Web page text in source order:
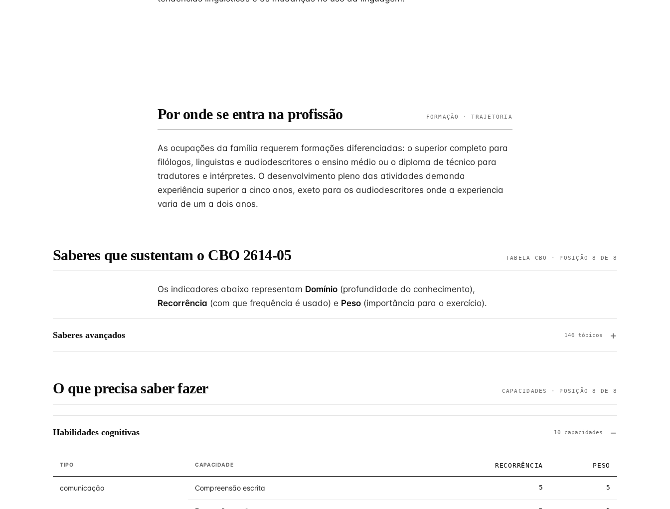
Por onde se entra na profissão FORMAÇÃO · TRAJETÓRIA
As ocupações da família requerem formações diferenciadas: o superior completo para
filólogos, linguistas e audiodescritores o ensino médio ou o diploma de técnico para
tradutores e intérpretes. O desenvolvimento pleno das atividades demanda
experiência superior a cinco anos, exeto para os audiodescritores onde a experiencia
varia de um a dois anos.
Saberes que sustentam o CBO 2614-05 TABELA CBO · POSIÇÃO 8 DE 8
Os indicadores abaixo representam Domínio (profundidade do conhecimento),
Recorrência (com que frequência é usado) e Peso (importância para o exercício).
Saberes avançados 146 tópicos
O que precisa saber fazer CAPACIDADES · POSIÇÃO 8 DE 8
Habilidades cognitivas 10 capacidades
TIPO CAPACIDADE RECORRÊNCIA PESO
comunicação Compreensão escrita 5 5